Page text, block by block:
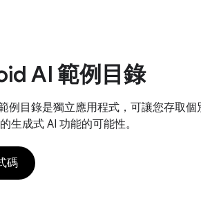
AI 範例目錄
例目錄是獨立應用程式，可讓您存取
生成式 AI 功能的可能性。
碼